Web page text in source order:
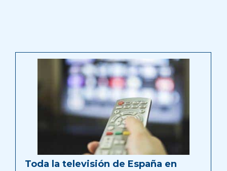
Toda la televisión de España en